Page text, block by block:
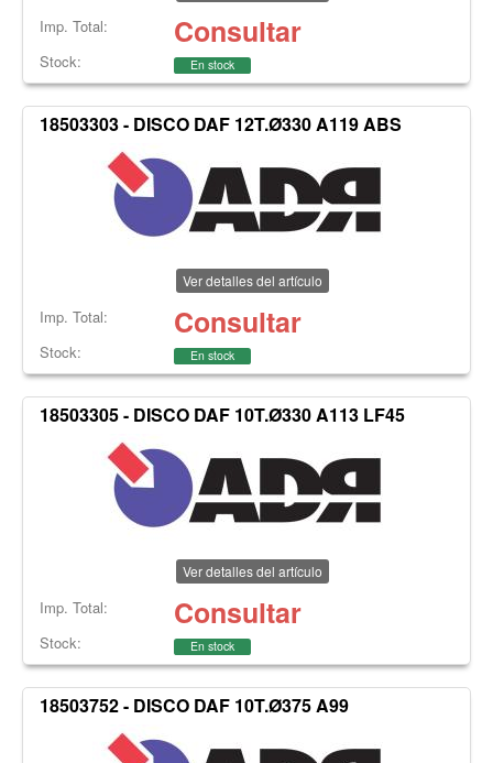
Imp. Total: Consultar
Stock: En stock
18503303 - DISCO DAF 12T.Ø330 A119 ABS
Ver detalles del artículo
Imp. Total: Consultar
Stock: En stock
18503305 - DISCO DAF 10T.Ø330 A113 LF45
Ver detalles del artículo
Imp. Total: Consultar
Stock: En stock
18503752 - DISCO DAF 10T.Ø375 A99